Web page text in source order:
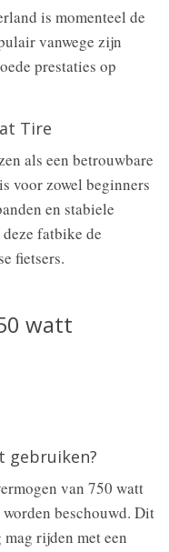
is momenteel de
vanwege zijn
prestaties op
Tire
als een betrouwbare
voor zowel beginners
en stabiele
fatbike de
fietsers.
watt
gebruiken?
van 750 watt
beschouwd. Dit
rijden met een